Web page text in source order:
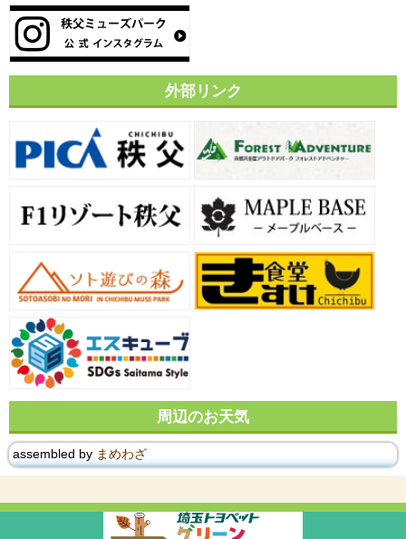
外部リンク
周辺のお天気
assembled by まめわざ